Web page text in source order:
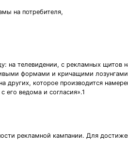
на потребителя,
телевидении, с рекламных щитов
формами и кричащими
других, которое производится
его ведома и согласия».1
рекламной кампании. Для